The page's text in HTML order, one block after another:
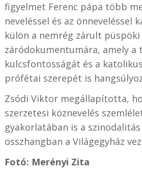
figyelmet Ferenc pápa több
neveléssel és az önneveléssel
külön a nemrég zárult püspöki
záródokumentumára, amely a
kulcsfontosságát és a
prófétai szerepét is
Zsódi Viktor megállapította,
szerzetesi köznevelés
gyakorlatában is a
összhangban a Világegyház
Fotó: Merényi Zita